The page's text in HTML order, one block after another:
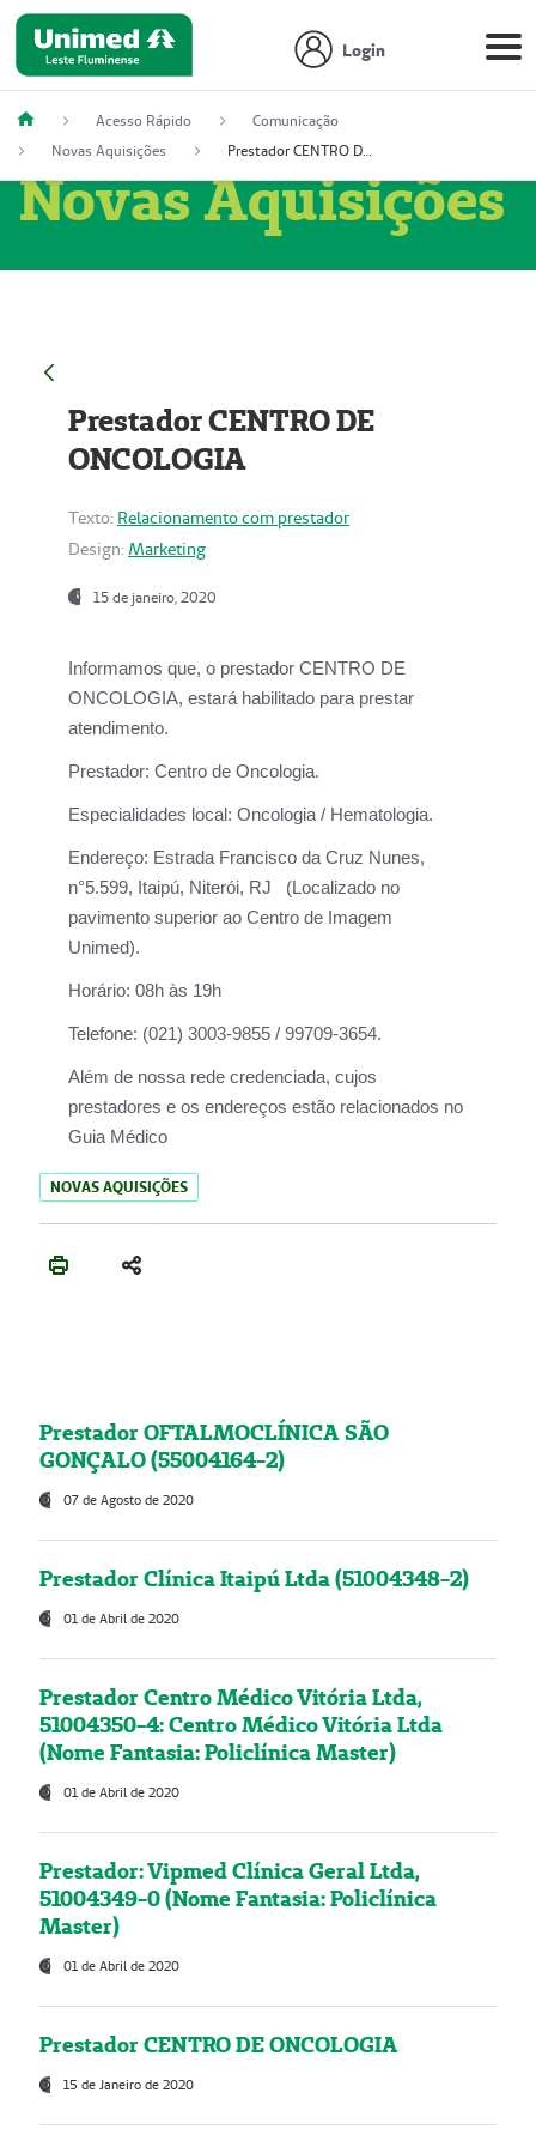
Login
Acesso Rápido
Comunicação
Novas Aquisições
Prestador CENTRO DE ONCOLOGIA
Novas Aquisições
Prestador CENTRO DE
ONCOLOGIA
Texto: Relacionamento com prestador
Design: Marketing
15 de janeiro, 2020
Informamos que, o prestador CENTRO DE
ONCOLOGIA, estará habilitado para prestar
atendimento.
Prestador: Centro de Oncologia.
Especialidades local: Oncologia / Hematologia.
Endereço: Estrada Francisco da Cruz Nunes,
n°5.599, Itaipú, Niterói, RJ (Localizado no
pavimento superior ao Centro de Imagem
Unimed).
Horário: 08h às 19h
Telefone: (021) 3003-9855 / 99709-3654.
Além de nossa rede credenciada, cujos
prestadores e os endereços estão relacionados no
Guia Médico
NOVAS AQUISIÇÕES
Prestador OFTALMOCLÍNICA SÃO
GONÇALO (55004164-2)
07 de Agosto de 2020
Prestador Clínica Itaipú Ltda (51004348-2)
01 de Abril de 2020
Prestador Centro Médico Vitória Ltda,
51004350-4: Centro Médico Vitória Ltda
(Nome Fantasia: Policlínica Master)
01 de Abril de 2020
Prestador: Vipmed Clínica Geral Ltda,
51004349-0 (Nome Fantasia: Policlínica
Master)
01 de Abril de 2020
Prestador CENTRO DE ONCOLOGIA
15 de Janeiro de 2020